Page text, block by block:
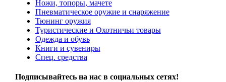
Ножи, топоры, мачете
Пневматическое оружие и снаряжение
Тюнинг оружия
Туристические и Охотничьи товары
Одежда и обувь
Книги и сувениры
Спец. средства
Подписывайтесь на нас в социальных сетях!